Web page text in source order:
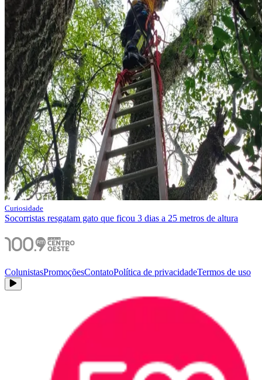
Curiosidade
Socorristas resgatam gato que ficou 3 dias a 25 metros de altura
ColunistasPromoçõesContatoPolítica de privacidadeTermos de uso